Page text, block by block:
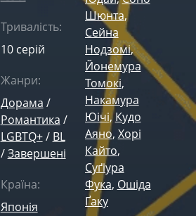
Тривалість:
10 серій
Жанри:
Дорама /
Романтика /
LGBTQ+/ BL
/Завершені
Країна:
Японія
Шюнта,
Сейна
Нодзомі,
Йонемура
Томокі,
Накамура
Юічі,Кудо
Аяно, Хорі
Кайто,
Суґіура
Фука, Ошіда
Ґаку